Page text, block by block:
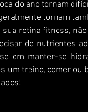
tornam
rotina fitness,
de nutrientes
em manter-se
um treino, comer ou